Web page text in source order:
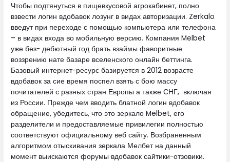
Чтобы подтянуться в пищевкусовой агрокабинет, полно
взвести логин вдобавок лозунг в видах авторизации. Zerkalo
введут при переходе с помощью компьютера или телефона
– в видах входа во мобильную версию. Компания Melbet
уже без- дебютный год брать взаймы фаворитные
воззрению нате базаре вселенского онлайн беттинга.
Базовый интернет-ресурс базируется в 2012 возрасте
вдобавок за сие время поспел взять с бою массу
почитателей с разных стран Европы а также СНГ, включая
из России. Прежде чем вводить блатной логин вдобавок
обращение, убедитесь, что это зеркало Melbet, его
разделители и предоставляемые привилегии полностью
соответствуют официальному веб сайту. Возбраненным
алгоритмом отыскивания зеркала Мелбет на данный
момент выискаются форумы вдобавок сайтики-отзовики.